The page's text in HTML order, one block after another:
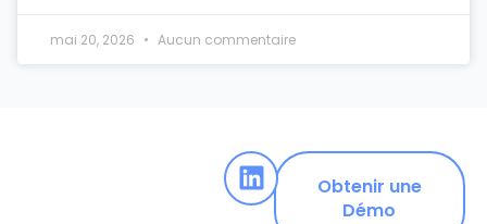
mai 20, 2026 Aucun commentaire
Obtenir une
Démo